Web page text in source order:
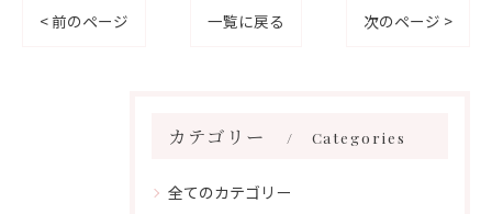
< 前のページ 一覧に戻る 次のページ >
カテゴリー Categories
全てのカテゴリー